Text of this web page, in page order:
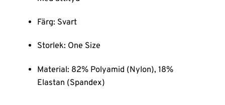
Färg: Svart
Storlek: One Size
Material: 82% Polyamid (Nylon), 18%
Elastan (Spandex)